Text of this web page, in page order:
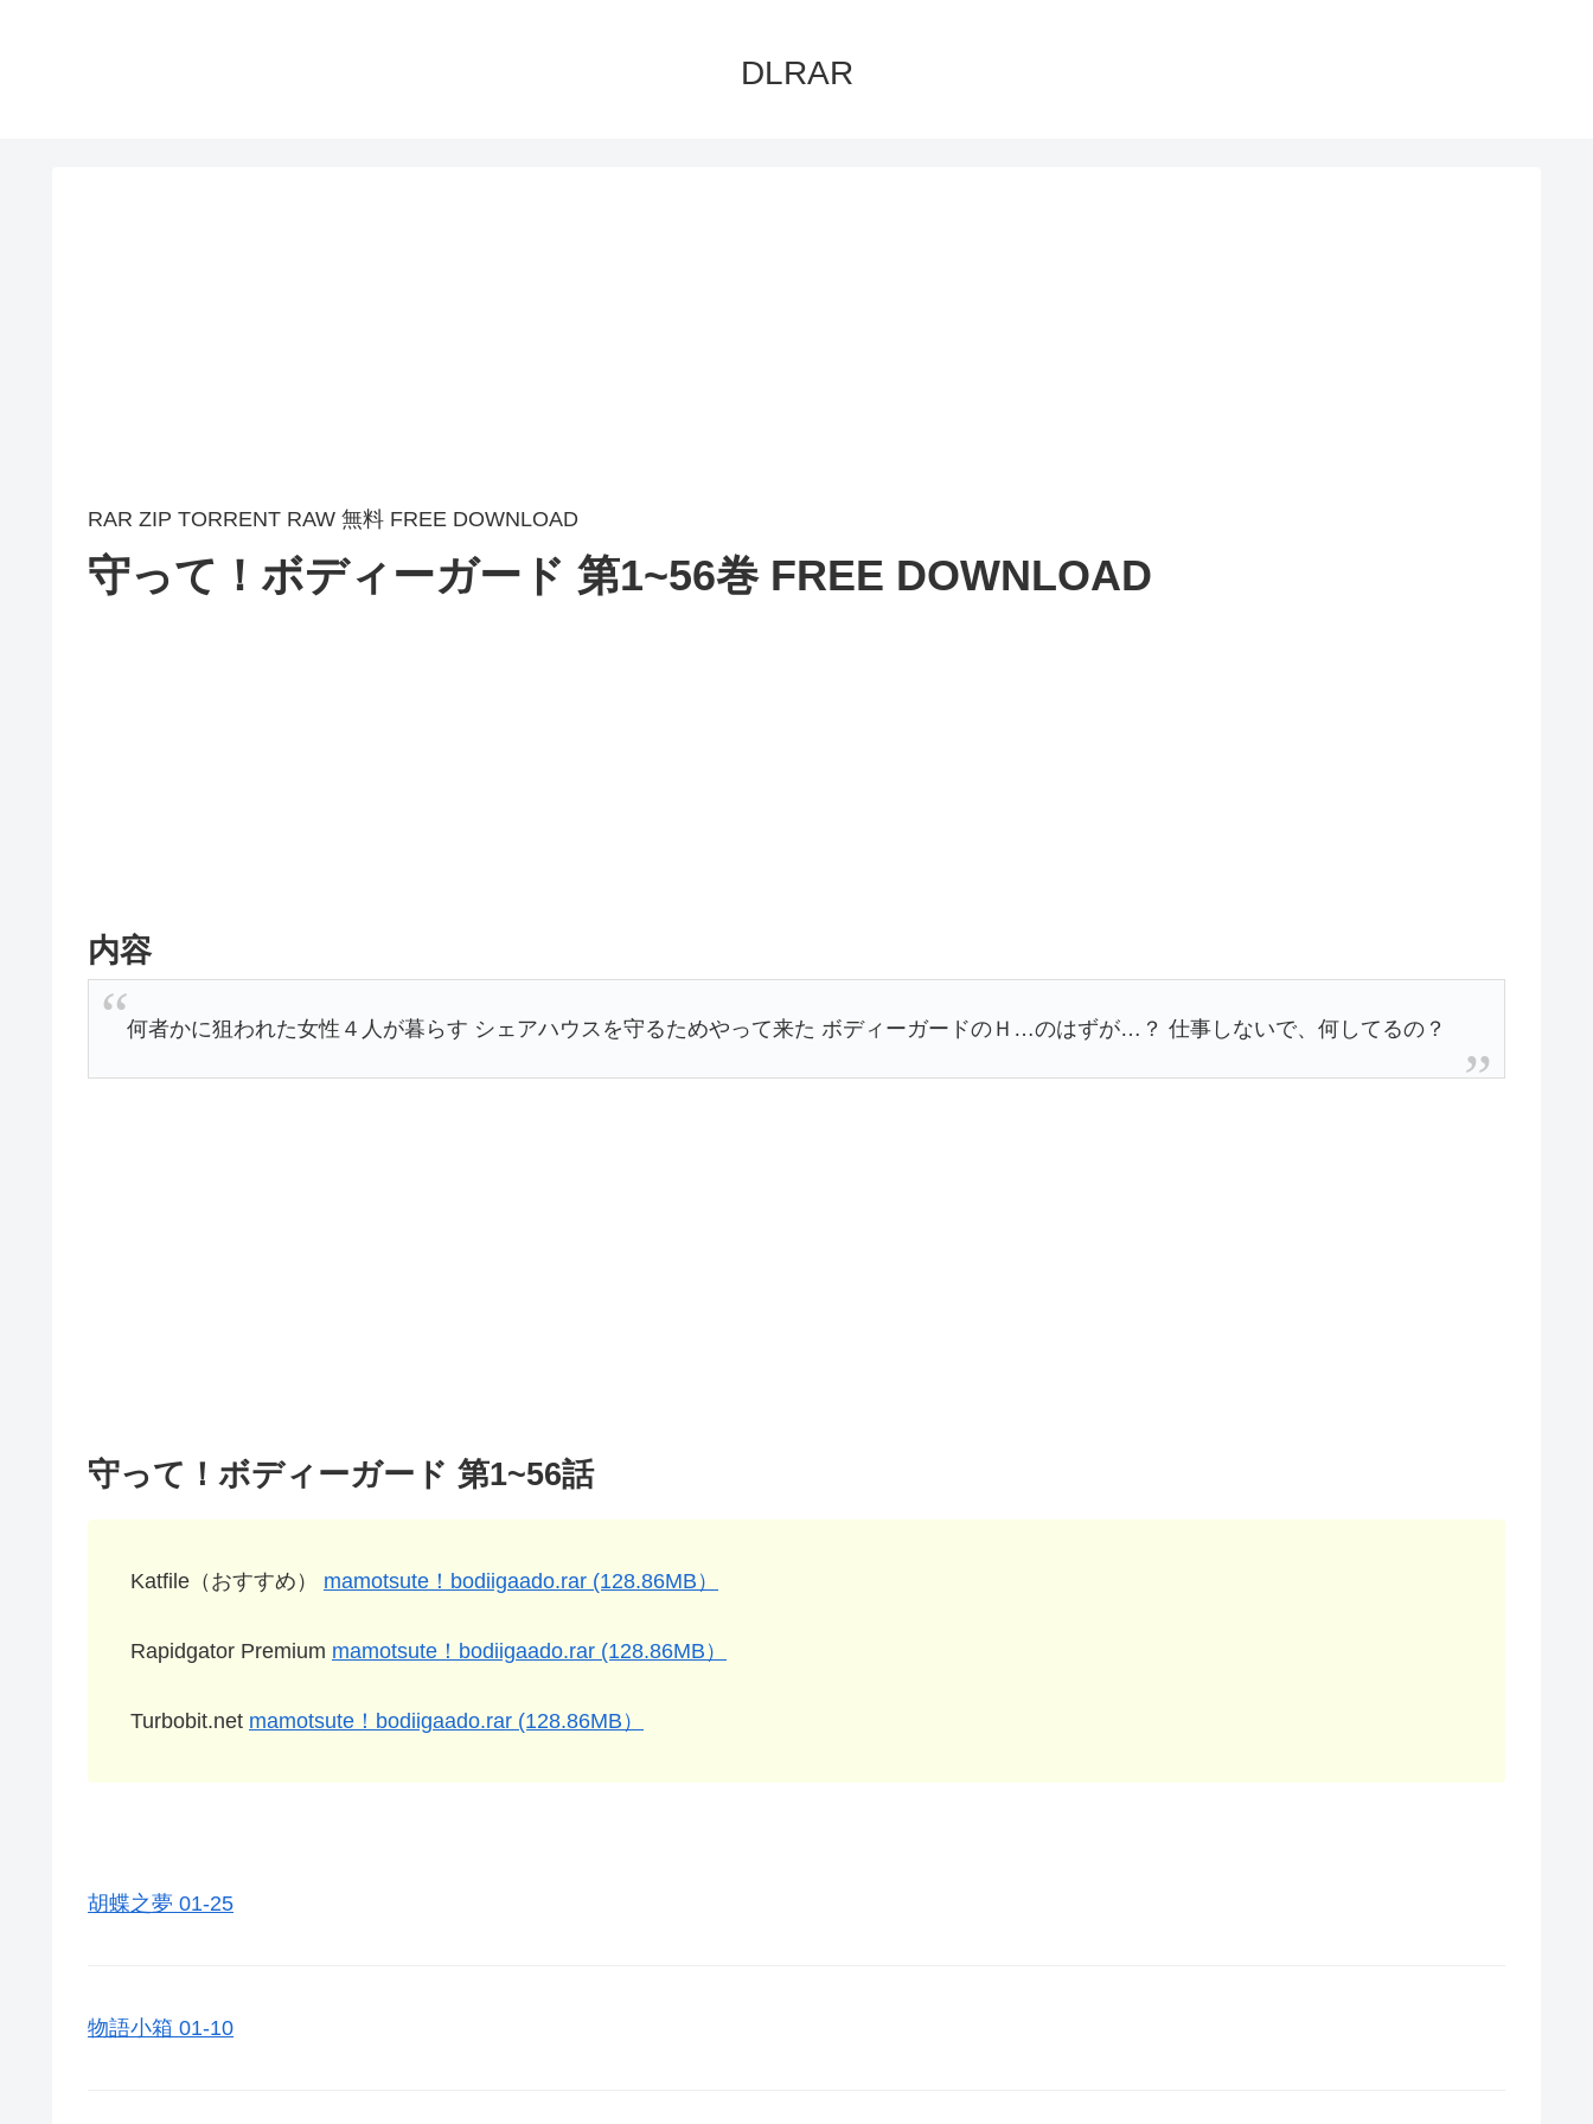
DLRAR
RAR ZIP TORRENT RAW 無料 FREE DOWNLOAD
守って！ボディーガード 第1~56巻 FREE DOWNLOAD
内容
何者かに狙われた女性４人が暮らす シェアハウスを守るためやって来た ボディーガードのＨ…のはずが…？ 仕事しないで、何してるの？
守って！ボディーガード 第1~56話
Katfile（おすすめ） mamotsute！bodiigaado.rar (128.86MB）
Rapidgator Premium mamotsute！bodiigaado.rar (128.86MB）
Turbobit.net mamotsute！bodiigaado.rar (128.86MB）
胡蝶之夢 01-25
物語小箱 01-10